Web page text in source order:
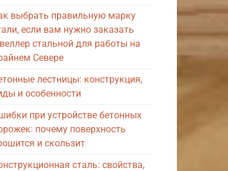
выбрать правильную марку
если вам нужно заказать
стальной для работы на
Севере
лестницы: конструкция,
и особенности
при устройстве бетонных
почему поверхность
и скользит
сталь: свойства,